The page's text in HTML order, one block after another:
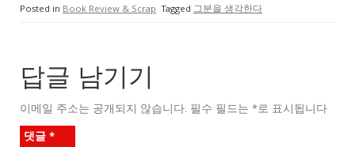
Posted in Book Review & Scrap Tagged 그분을 생각한다
답글 남기기
이메일 주소는 공개되지 않습니다. 필수 필드는 *로 표시됩니다
댓글*